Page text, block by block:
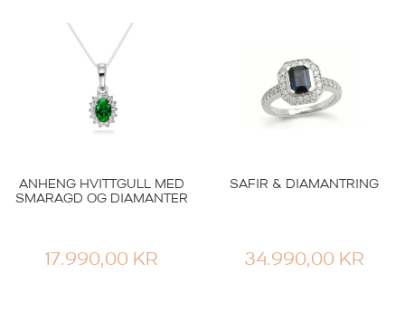
ANHENG HVITTGULL MED
SMARAGD OG DIAMANTER
17.990,00 KR
SAFIR & DIAMANTRING
34.990,00 KR